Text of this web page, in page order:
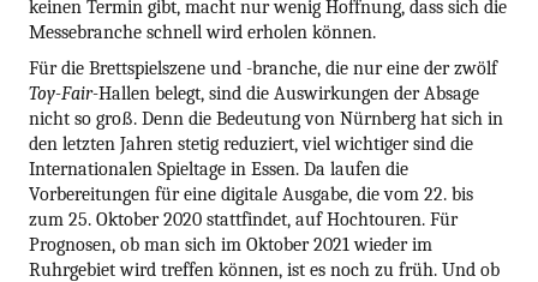
keinen Termin gibt, macht nur wenig Hoffnung, dass sich die
Messebranche schnell wird erholen können.
Für die Brettspielszene und -branche, die nur eine der zwölf
Toy-Fair-Hallen belegt, sind die Auswirkungen der Absage
nicht so groß. Denn die Bedeutung von Nürnberg hat sich in
den letzten Jahren stetig reduziert, viel wichtiger sind die
Internationalen Spieltage in Essen. Da laufen die
Vorbereitungen für eine digitale Ausgabe, die vom 22. bis
zum 25. Oktober 2020 stattfindet, auf Hochtouren. Für
Prognosen, ob man sich im Oktober 2021 wieder im
Ruhrgebiet wird treffen können, ist es noch zu früh. Und ob